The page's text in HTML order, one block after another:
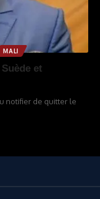
MALI
et
notifier de quitter le